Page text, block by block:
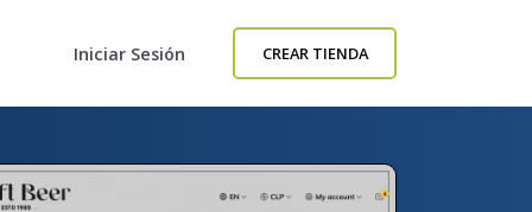
Iniciar Sesión CREAR TIENDA